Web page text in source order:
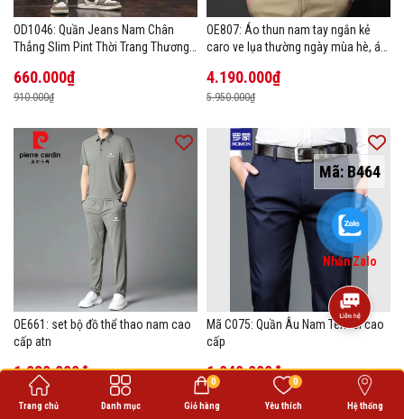
Mã: B464
OD1046: Quần Jeans Nam Chân
Thẳng Slim Pint Thời Trang Thương
660.000₫
910.000₫
OE807: Áo thun nam tay ngắn kẻ
caro ve lụa thường ngày mùa hè, áo
4.190.000₫
5.950.000₫
OE661: set bộ đồ thể thao nam cao
cấp atn
1.030.000₫
1.440.000₫
Mã C075: Quần Âu Nam Tencel cao
cấp
1.040.000₫
1.470.000₫
Trang chủ Danh mục Giỏ hàng
0
Yêu thích
0
Hệ thống
Nhắn Zalo